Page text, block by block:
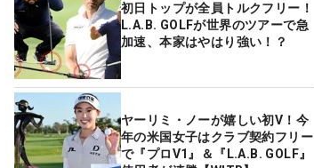
初日トップが全員トルクフリー！
L.A.B. GOLFが世界のツアーで急
加速、本家はやはり強い！？
ヤーリミ・ノーが嬉しい初V！今
年の米国女子はクラブ契約フリー
で『プロV1』＆『L.A.B. GOLF』